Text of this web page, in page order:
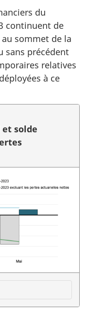
du
continuent de
sommet de la
sans précédent
relatives
à ce
solde